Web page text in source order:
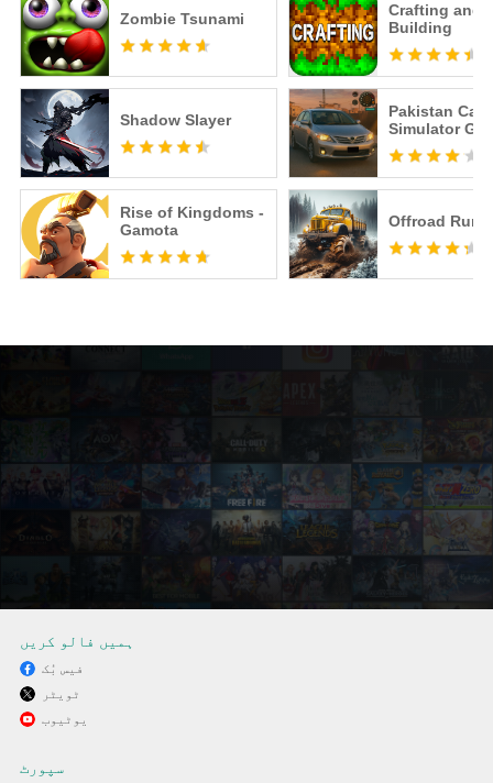
Zombie Tsunami
Shadow Slayer
Rise of Kingdoms -
Gamota
Crafting and
Building
Pakistan Car
Simulator
Offroad
MEmu کے ساتھ پی سی پر
ہمیں فالو کریں
فیس بُک
ٹویٹر
یوٹیوب
سپورٹ